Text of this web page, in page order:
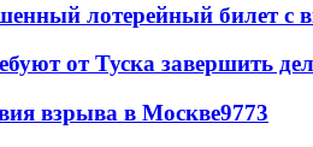
лотерейный билет
от Туска завершить
взрыва в Москве9773